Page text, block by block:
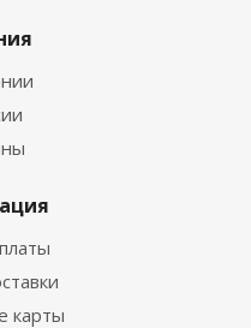
карты